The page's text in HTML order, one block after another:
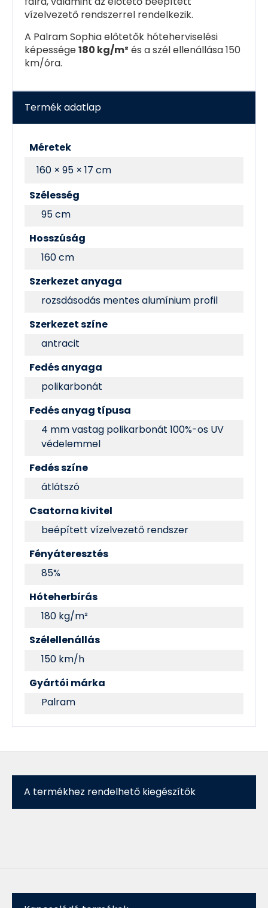
vízelvezető rendszerrel rendelkezik.
A Palram Sophia előtetők hóteherviselési
képessége180 kg/m² és a szél ellenállása 150
km/óra.
Termék adatlap
Méretek
160 × 95 × 17 cm
Szélesség
95 cm
Hosszúság
160 cm
Szerkezet anyaga
rozsdásodás mentes alumínium profil
Szerkezet színe
antracit
Fedés anyaga
polikarbonát
Fedés anyag típusa
4 mm vastag polikarbonát 100%-os UV
védelemmel
Fedés színe
átlátszó
Csatorna kivitel
beépített vízelvezető rendszer
Fényáteresztés
85%
Hóteherbírás
180 kg/m²
Szélellenállás
150 km/h
Gyártói márka
Palram
A termékhez rendelhető kiegészítők